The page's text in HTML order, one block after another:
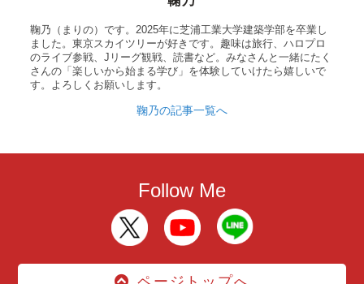
鞠乃（まりの）です。2025年に芝浦工業大学建築学部を卒業し
ました。東京スカイツリーが好きです。趣味は旅行、ハロプロ
のライブ参戦、Jリーグ観戦、読書など。みなさんと一緒にたく
さんの「楽しいから始まる学び」を体験していけたら嬉しいで
す。よろしくお願いします。
鞠乃の記事一覧へ
Follow Me